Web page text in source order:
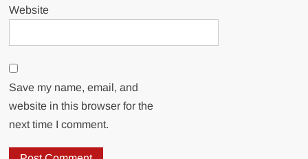
Website
Save my name, email, and
website in this browser for the
next time I comment.